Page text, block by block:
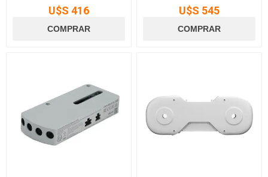
U$S 416 U$S 545